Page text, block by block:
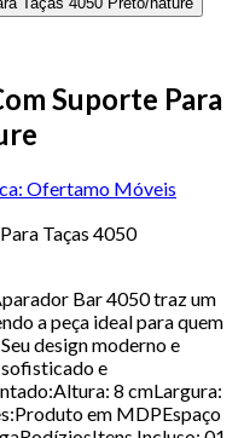
Suporte Para
Ofertamo Móveis
Taças 4050
Bar 4050 traz um
a peça ideal para quem
design moderno e
e
8 cmLargura:
em MDPEspaço